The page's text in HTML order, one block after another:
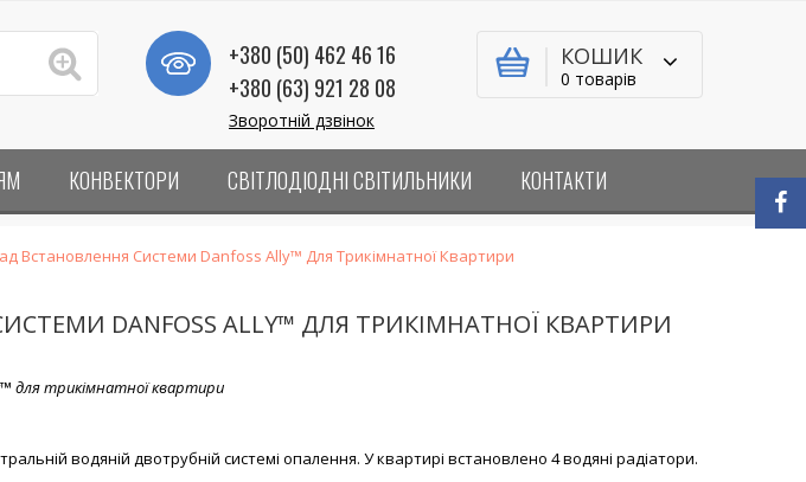
+380 (50) 462 46 16
+380 (63) 921 28 08
Зворотній дзвінок
КОШИК
0 товарів
КОНВЕКТОРИ СВІТЛОДІОДНІ СВІТИЛЬНИКИ КОНТАКТИ
Встановлення Системи Danfoss Ally™ Для Трикімнатної Квартири
DANFOSS ALLY™ ДЛЯ ТРИКІМНАТНОЇ КВАРТИРИ
длятрикімнатної квартири
водяній двотрубній системі опалення. У квартирі встановлено 4 водяні радіатори.